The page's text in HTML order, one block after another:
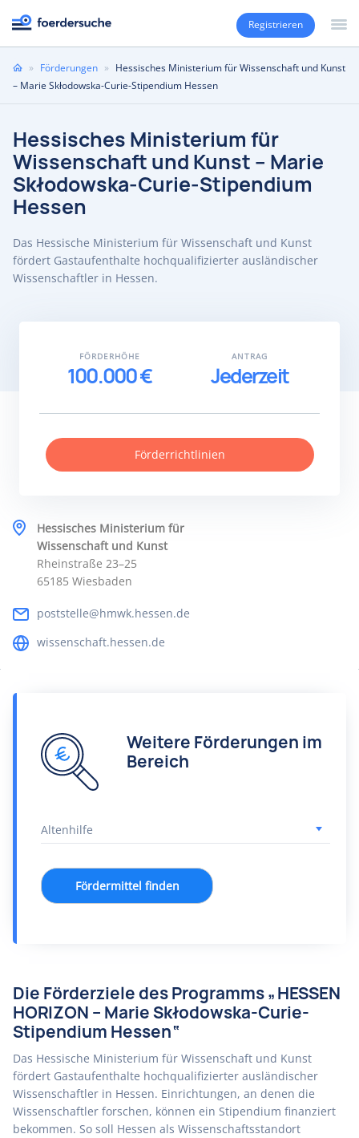
Registrieren
Sie
sind
» Förderungen » Hessisches Ministerium für Wissenschaft und Kunst
– Marie Skłodowska-Curie-Stipendium Hessen
Hessisches Ministerium für
Wissenschaft und Kunst – Marie
Skłodowska-Curie-Stipendium
Hessen
Das Hessische Ministerium für Wissenschaft und Kunst
fördert Gastaufenthalte hochqualifizierter ausländischer
Wissenschaftler in Hessen.
Hessisches Ministerium für
Wissenschaft und Kunst
Rheinstraße 23–25
65185 Wiesbaden
poststelle@hmwk.hessen.de
wissenschaft.hessen.de
FÖRDERHÖHE
100.000 €
ANTRAG
Jederzeit
Förderrichtlinien
Weitere Förderungen im
Bereich
Fördermittel finden
Die Förderziele des Programms „HESSEN
HORIZON – Marie Skłodowska-Curie-
Stipendium Hessen“
Das Hessische Ministerium für Wissenschaft und Kunst
fördert Gastaufenthalte hochqualifizierter ausländischer
Wissenschaftler in Hessen. Einrichtungen, an denen die
Wissenschaftler forschen, können ein Stipendium finanziert
bekommen. So soll Hessen als Wissenschaftsstandort